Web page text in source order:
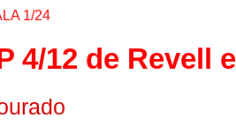
1/24
4/12 de Revell